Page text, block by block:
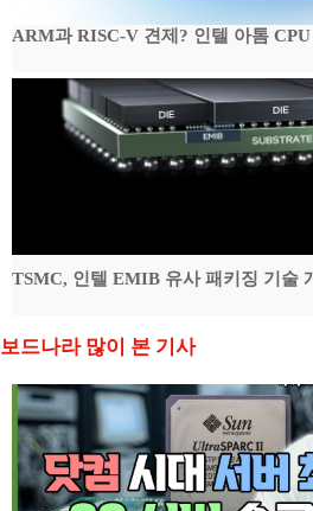
ARM과 RISC-V 견제? 인텔 아톰
TSMC, 인텔 EMIB 유사 패키징 기술
보드나라 많이 본 기사